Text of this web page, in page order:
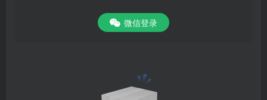
微信登录